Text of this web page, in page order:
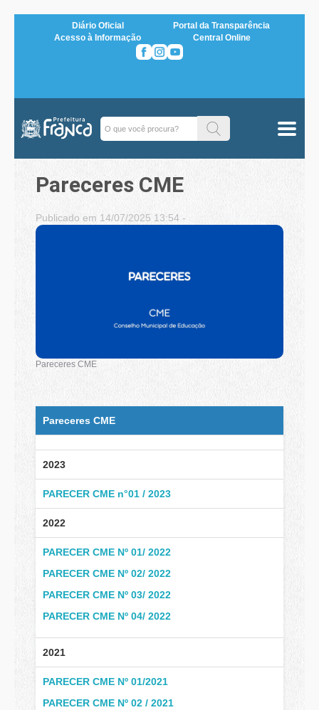
Diário Oficial
Portal da Transparência
Acesso à Informação
Central Online
Pareceres CME
Publicado em 14/07/2025 13:54 -
Pareceres CME
Pareceres CME
2023
PARECER CME n°01 / 2023
2022
PARECER CME Nº 01/ 2022
PARECER CME Nº 02/ 2022
PARECER CME Nº 03/ 2022
PARECER CME Nº 04/ 2022
2021
PARECER CME Nº 01/2021
PARECER CME Nº 02 / 2021